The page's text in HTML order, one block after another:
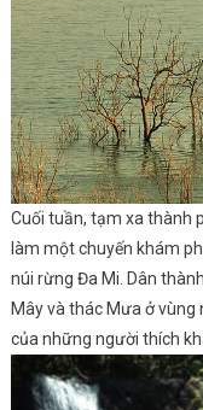
Cuối tuần, tạm xa thành
làm một chuyến khám
núi rừng Đa Mi. Dân
Mây và thác Mưa ở vùng
của những người thích